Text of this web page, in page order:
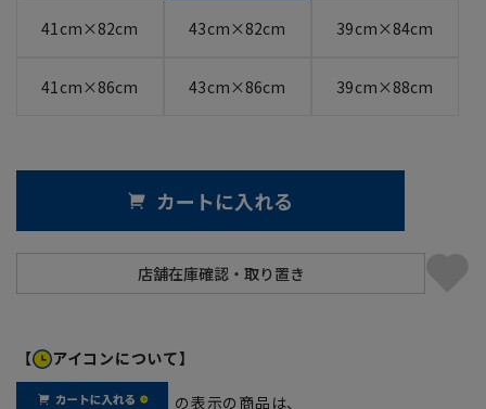
41cm×82cm 43cm×82cm 39cm×84cm
41cm×86cm 43cm×86cm 39cm×88cm
カートに入れる
【 アイコンについて】
の表示の商品は、